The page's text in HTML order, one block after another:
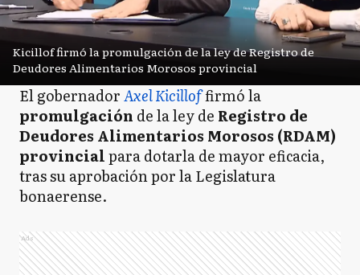
Kicillof firmó la promulgación de la ley de Registro de
Deudores Alimentarios Morosos provincial
El gobernadorAxel Kicilloffirmó la
promulgación de la ley de Registro de
Deudores Alimentarios Morosos (RDAM)
provincialpara dotarla de mayor eficacia,
tras su aprobación por la Legislatura
bonaerense.
Ads